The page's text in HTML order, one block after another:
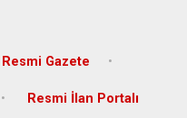
Resmi Gazete
Resmi İlan Portalı